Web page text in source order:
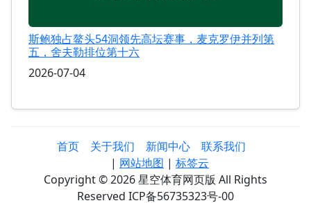
斯鲍独占鳌头54洞领先高坛赛事，麦克罗伊并列第
五，舍夫勒排位第十六
2026-07-04
首页 关于我们 新闻中心
联系我们
| 网站地图 | 标签云
Copyright © 2026 星空体育网页版 All Rights
Reserved ICP备56735323号-00